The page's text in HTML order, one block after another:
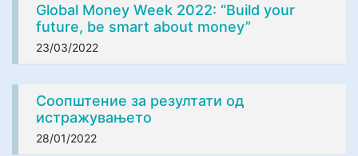
Global Money Week 2022: “Build your
future, be smart about money”
23/03/2022
Соопштение за резултати од
истражувањето
28/01/2022